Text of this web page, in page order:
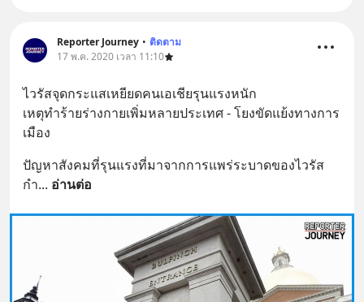
Reporter Journey • ติดตาม
17 พ.ค. 2020 เวลา 11:10
ไวรัสจุดกระแสเหยียดคนเอเชียรุนแรงหนัก
เหตุทำร้ายร่างกายเพิ่มหลายประเทศ - โยงขัดแย้งทางการ
เมือง
ปัญหาสังคมที่รุนแรงที่มาจากการแพร่ระบาดของไวรัส
กำ... อ่านต่อ